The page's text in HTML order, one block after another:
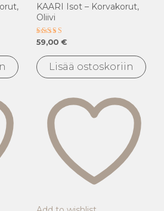
KAARI Isot – Korvakorut,
Oliivi
Arvostelu
tuotteesta:
4.00
/ 5
59,00 €
Lisää ostoskoriin